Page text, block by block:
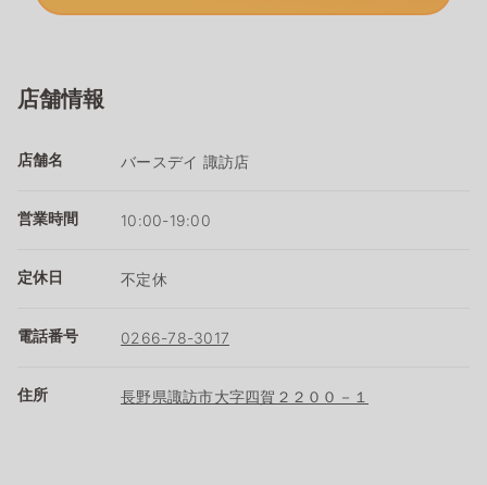
店舗情報
店舗名 バースデイ 諏訪店
営業時間 10:00-19:00
定休日 不定休
電話番号 0266-78-3017
住所 長野県諏訪市大字四賀２２００－１